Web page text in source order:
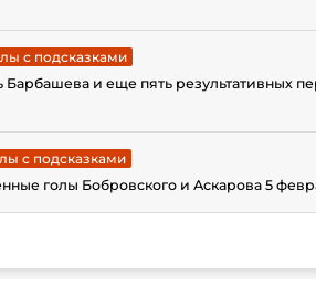
с подсказками
Барбашева и еще пять результативных
с подсказками
голы Бобровского и Аскарова 5